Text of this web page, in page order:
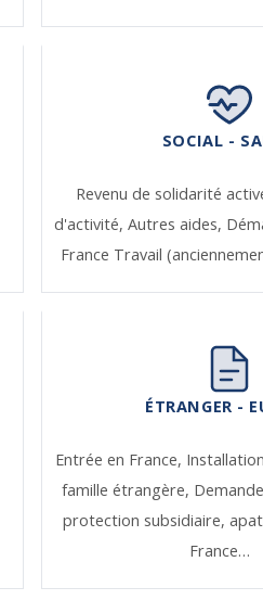
SOCIAL -
Revenu de solidarité
d'activité, Autres aides,
France Travail
ÉTRANGER -
Entrée en France,
famille étrangère,
protection subsidiaire,
France…